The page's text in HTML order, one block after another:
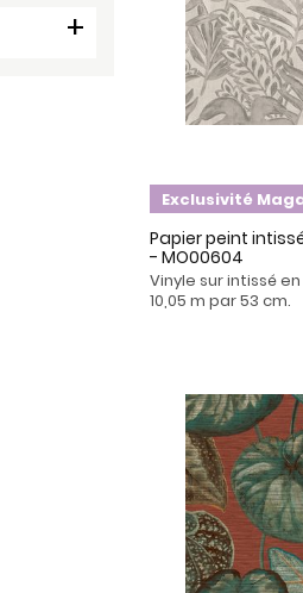
Exclusivité
Papier peint
- MO00604
Vinyle sur intissé
10,05 m par 53 cm.